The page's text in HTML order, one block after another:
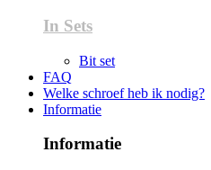
In Sets
Bit set
FAQ
Welke schroef heb ik nodig?
Informatie
Informatie